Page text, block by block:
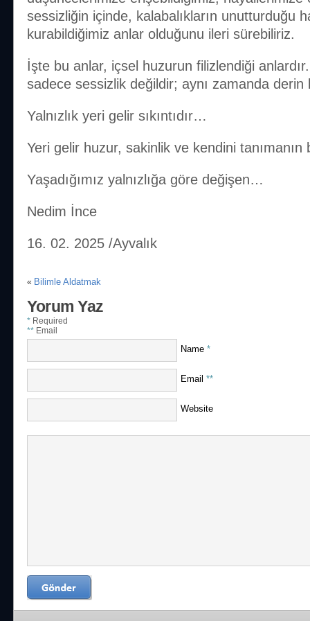
sessizliğin içinde, kalabalıkların unutturduğu
kurabildiğimiz anlar olduğunu ileri sürebiliriz.
İşte bu anlar, içsel huzurun filizlendiği
sadece sessizlik değildir; aynı zamanda derin
Yalnızlık yeri gelir sıkıntıdır…
Yeri gelir huzur, sakinlik ve kendini tanımanın
Yaşadığımız yalnızlığa göre değişen…
Nedim İnce
16. 02. 2025 /Ayvalık
« Bilimle Aldatmak
Yorum Yaz
* Required
** Email
Name *
Email **
Website